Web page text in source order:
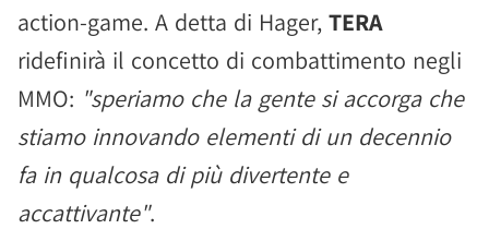
action-game. A detta di Hager, TERA
ridefinirà il concetto di combattimento negli
MMO: "speriamo che la gente si accorga che
stiamo innovando elementi di un decennio
fa in qualcosa di più divertente e
accattivante".